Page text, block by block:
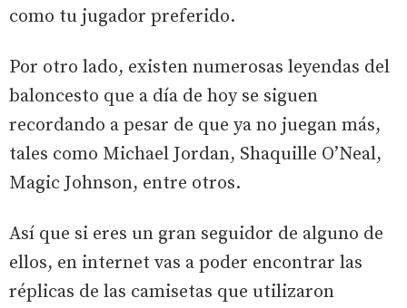
como tu jugador preferido.
Por otro lado, existen numerosas leyendas del
baloncesto que a día de hoy se siguen
recordando a pesar de que ya no juegan más,
tales como Michael Jordan, Shaquille O’Neal,
Magic Johnson, entre otros.
Así que si eres un gran seguidor de alguno de
ellos, en internet vas a poder encontrar las
réplicas de las camisetas que utilizaron